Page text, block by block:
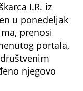
I.R. iz
u ponedeljak
prenosi
portala,
njegovo